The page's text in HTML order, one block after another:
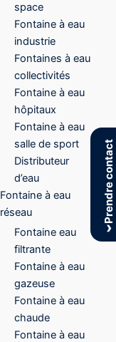
space
Fontaine à eau
industrie
Fontaines à eau
collectivités
Fontaine à eau
hôpitaux
Fontaine à eau
salle de sport
Distributeur
d’eau
Fontaine à eau
réseau
Fontaine eau
filtrante
Fontaine à eau
gazeuse
Fontaine à eau
chaude
Fontaine à eau
›
Prendre contact